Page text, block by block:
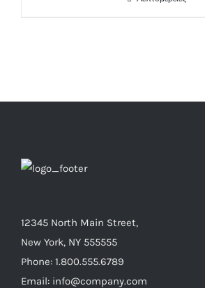
12345 North Main Street,
New York, NY 555555
Phone: 1.800.555.6789
Email: info@company.com